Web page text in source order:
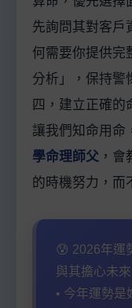
先詢問其對客戶
何需要你提供完
分析」，保持警
四，建立正確的
讓我們知命用命
學命理師父 ，
的時機努力，而
😰 2026年運
與其擔心未
• 今年運勢是